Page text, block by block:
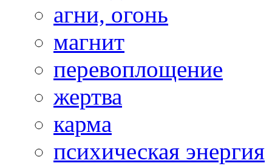
агни, огонь
магнит
перевоплощение
жертва
карма
психическая энергия